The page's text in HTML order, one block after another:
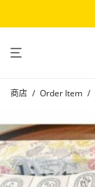
商店 / Order Item /